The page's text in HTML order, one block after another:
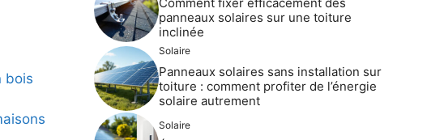
bois‍
Comment fixer efficacement des
panneaux solaires sur une toiture
inclinée
Solaire
Panneaux solaires sans installation sur
toiture : comment profiter de l’énergie
solaire autrement
Solaire